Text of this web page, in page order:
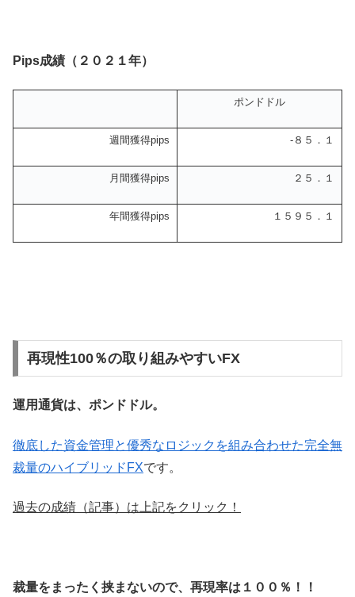
Pips成績（２０２１年）
ポンドドル
週間獲得pips -８５．１
月間獲得pips ２５．１
年間獲得pips １５９５．１
再現性100％の取り組みやすいFX
運用通貨は、ポンドドル。
徹底した資金管理と優秀なロジックを組み合わせた完全無
裁量のハイブリッドFXです。
過去の成績（記事）は上記をクリック！
裁量をまったく挟まないので、再現率は１００％！！